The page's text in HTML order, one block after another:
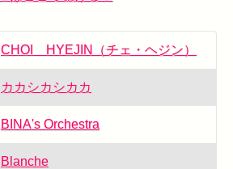
CHOI HYEJIN（チェ・ヘジン）
カカシカシカカ
BINA's Orchestra
Blanche